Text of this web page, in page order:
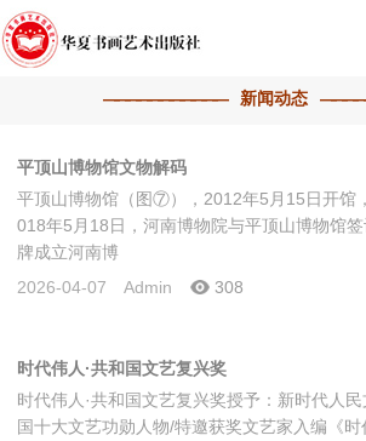
新闻动态
平顶山博物馆文物解码
平顶山博物馆（图⑦），2012年5月15日开馆
018年5月18日，河南博物院与平顶山博物馆
牌成立河南博
2026-04-07
Admin 308
时代伟人·共和国文艺复兴奖
时代伟人·共和国文艺复兴奖授予：新时代人
国十大文艺功勋人物/特邀获奖文艺家入编《